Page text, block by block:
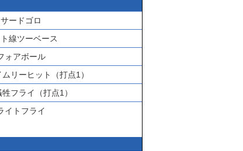
サードゴロ
線ツーベース
ォアボール
リーヒット（打点1）
フライ（打点1）
イトフライ